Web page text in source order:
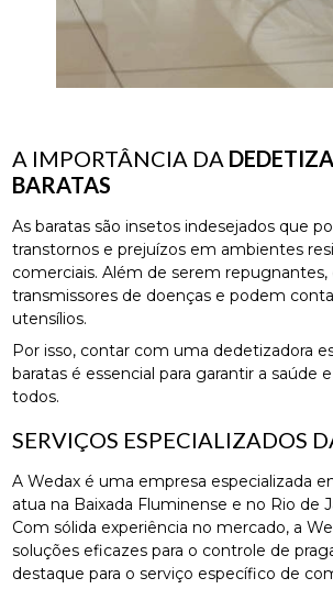
A IMPORTÂNCIA DA
BARATAS
As baratas são insetos indesejados que
transtornos e prejuízos em ambientes
comerciais. Além de serem repugnantes,
transmissores de doenças e podem
utensílios.
Por isso, contar com uma dedetizadora
baratas é essencial para garantir a saúde
todos.
SERVIÇOS ESPECIALIZADOS
A Wedax é uma empresa especializada
atua na Baixada Fluminense e no Rio de
Com sólida experiência no mercado, a
soluções eficazes para o controle de
destaque para o serviço específico de